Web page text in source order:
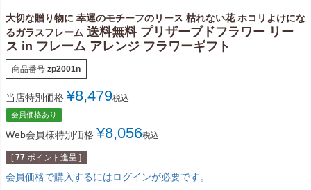
大切な贈り物に 幸運のモチーフのリース 枯れない花 ホコリよけにな
るガラスフレーム 送料無料 プリザーブドフラワー リー
ス in フレーム アレンジ フラワーギフト
商品番号 zp2001n
当店特別価格 ¥8,479税込
会員価格あり
Web会員様特別価格 ¥8,056税込
[ 77 ポイント進呈 ]
会員価格で購入するにはログインが必要です。